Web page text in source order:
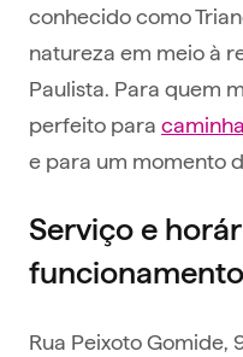
conhecido como
natureza em meio à
Paulista. Para quem
perfeito para
e para um momento
Serviço e
Rua Peixoto Gomide,